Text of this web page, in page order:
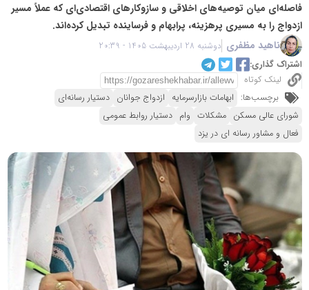
فاصله‌ای میان توصیه‌های اخلاقی و سازوکارهای اقتصادی‌ای که عملاً مسیر
ازدواج را به مسیری پرهزینه، پرابهام و فرساینده تبدیل کرده‌اند.
ناهید مظفری دوشنبه 28 اردیبهشت 1405 - 20:39
اشتراک گذاری:
لینک کوتاه
برچسب‌ها: ابهامات بازارسرمایه ازدواج جوانان دستیار رسانه‌ای
شورای عالی مسکن مشکلات وام دستیار روابط عمومی
فعال و مشاور رسانه ای در یزد